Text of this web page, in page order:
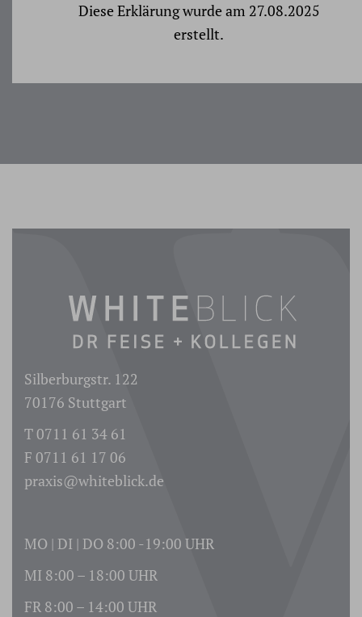
Diese Erklärung wurde am 27.08.2025
erstellt.
Silberburgstr. 122
70176 Stuttgart
T 0711 61 34 61
F 0711 61 17 06
praxis@whiteblick.de
MO | DI | DO 8:00 -19:00 UHR
MI 8:00 – 18:00 UHR
FR 8:00 – 14:00 UHR